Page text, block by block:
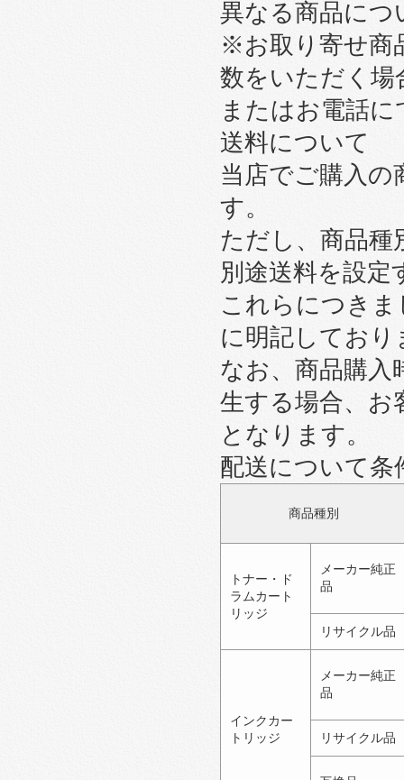
異なる商品につ
※お取り寄せ商
数をいただく場
またはお電話
送料について
当店でご購入の
す。
ただし、商品種
別途送料を設定
これらにつき
に明記しており
なお、商品購入
生する場合、お
となります。
配送について条
商品種別
トナー・ド
ラムカート
リッジ
メーカー純正
品
リサイクル品
インクカー
トリッジ
メーカー純正
品
リサイクル品